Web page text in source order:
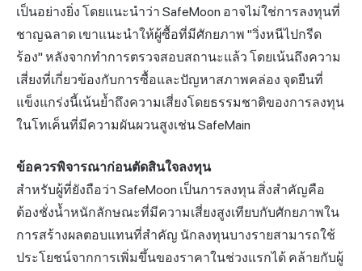
เป็นอย่างยิ่ง โดยแนะนำว่า SafeMoon อาจไม่ใช่การลงทุนที่
ชาญฉลาด เขาแนะนำให้ผู้ซื้อที่มีศักยภาพ "วิ่งหนีไปกรีด
ร้อง" หลังจากทำการตรวจสอบสถานะแล้ว โดยเน้นถึงความ
เสี่ยงที่เกี่ยวข้องกับการซื้อและปัญหาสภาพคล่อง จุดยืนที่
แข็งแกร่งนี้เน้นย้ำถึงความเสี่ยงโดยธรรมชาติของการลงทุน
ในโทเค็นที่มีความผันผวนสูงเช่น SafeMain
ข้อควรพิจารณาก่อนตัดสินใจลงทุน
สำหรับผู้ที่ยังถือว่า SafeMoon เป็นการลงทุน สิ่งสำคัญคือ
ต้องชั่งน้ำหนักลักษณะที่มีความเสี่ยงสูงเทียบกับศักยภาพใน
การสร้างผลตอบแทนที่สำคัญ นักลงทุนบางรายสามารถใช้
ประโยชน์จากการเพิ่มขึ้นของราคาในช่วงแรกได้ คล้ายกับผู้